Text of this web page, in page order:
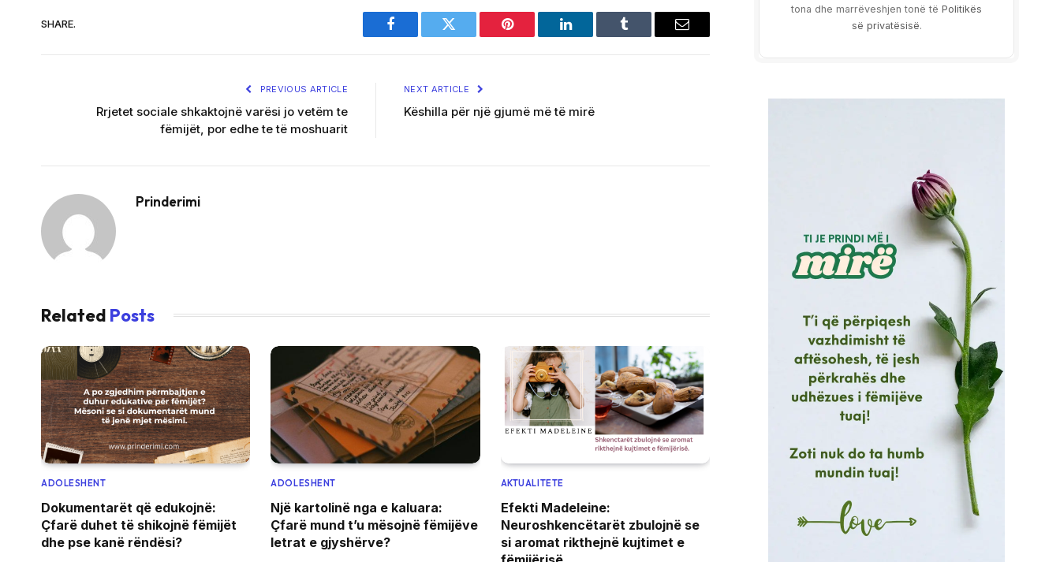
SHARE.
Facebook Twitter Pinterest LinkedIn Tumblr Email
PREVIOUS ARTICLE
Rrjetet sociale shkaktojnë varësi jo vetëm te
fëmijët, por edhe te të moshuarit
NEXT ARTICLE
Këshilla për një gjumë më të mirë
Prinderimi
Related Posts
ADOLESHENT
Dokumentarët që edukojnë:
Çfarë duhet të shikojnë fëmijët
dhe pse kanë rëndësi?
ADOLESHENT
Një kartolinë nga e kaluara:
Çfarë mund t’u mësojnë fëmijëve
letrat e gjyshërve?
AKTUALITETE
Efekti Madeleine:
Neuroshkencëtarët zbulojnë se
si aromat rikthejnë kujtimet e
tona dhe marrëveshjen tonë të Politikës
së privatësisë.